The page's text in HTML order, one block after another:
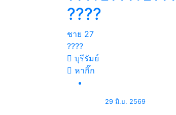
????
ชาย 27
????
บุรีรัมย์
หากิ๊ก
29 มิ.ย. 2569